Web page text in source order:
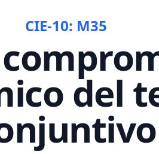
CIE-10: M35
del